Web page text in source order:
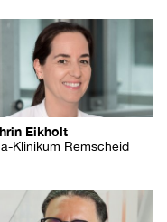
Eikholt
Klinikum Remscheid